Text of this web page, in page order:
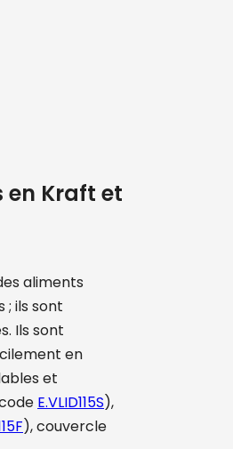
en Kraft et
aliments
; ils sont
Ils sont
en
et
E.VLID115S),
), couvercle